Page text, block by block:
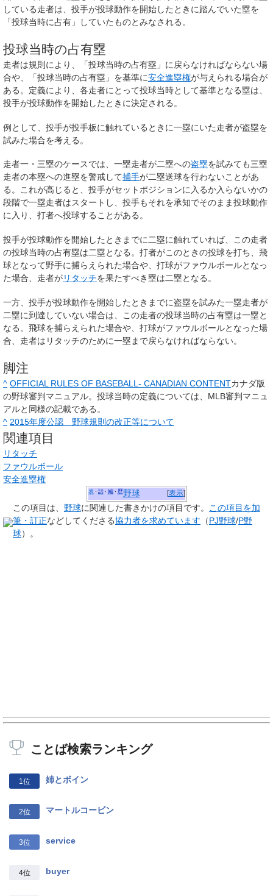
している走者は、投手が投球動作を開始したときに踏んでいた塁を
「投球当時に占有」していたものとみなされる。
投球当時の占有塁
走者は規則により、「投球当時の占有塁」に戻らなければならない場
合や、「投球当時の占有塁」を基準に安全進塁権が与えられる場合が
ある。定義により、各走者にとって投球当時として基準となる塁は、
投手が投球動作を開始したときに決定される。
例として、投手が投手板に触れているときに一塁にいた走者が盗塁を
試みた場合を考える。
走者一・三塁のケースでは、一塁走者が二塁への盗塁を試みても三塁
走者の本塁への進塁を警戒して捕手が二塁送球を行わないことがあ
る。これが高じると、投手がセットポジションに入るか入らないかの
段階で一塁走者はスタートし、投手もそれを承知でそのまま投球動作
に入り、打者へ投球することがある。
投手が投球動作を開始したときまでに二塁に触れていれば、この走者
の投球当時の占有塁は二塁となる。打者がこのときの投球を打ち、飛
球となって野手に捕らえられた場合や、打球がファウルボールとなっ
た場合、走者がリタッチを果たすべき塁は二塁となる。
一方、投手が投球動作を開始したときまでに盗塁を試みた一塁走者が
二塁に到達していない場合は、この走者の投球当時の占有塁は一塁と
なる。飛球を捕らえられた場合や、打球がファウルボールとなった場
合、走者はリタッチのために一塁まで戻らなければならない。
脚注
^ OFFICIAL RULES OF BASEBALL- CANADIAN CONTENTカナダ版
の野球審判マニュアル。投球当時の定義については、MLB審判マニュ
アルと同様の記載である。
^ 2015年度公認 野球規則の改正等について
関連項目
リタッチ
ファウルボール
安全進塁権
[表示]
表・ 話・ 編・ 歴野球
この項目は、 野球に関連した書きかけの項目 です。 この項目を加
筆・訂正などしてくださる協力者を求めています （PJ野球/P野
球）。
ことば検索ランキング
1位 姉とボイン
2位 マートルコービン
3位 service
4位 buyer